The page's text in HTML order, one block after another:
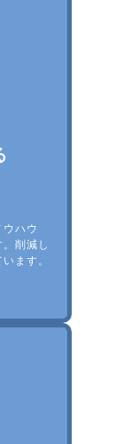
ハウ
削減し
ます。